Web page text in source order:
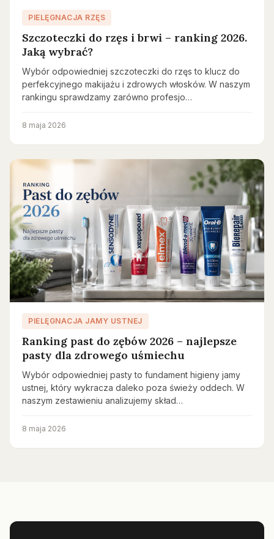
PIELĘGNACJA RZĘS
Szczoteczki do rzęs i brwi – ranking 2026.
Jaką wybrać?
Wybór odpowiedniej szczoteczki do rzęs to klucz do
perfekcyjnego makijażu i zdrowych włosków. W naszym
rankingu sprawdzamy zarówno profesjo…
8 maja 2026
PIELĘGNACJA JAMY USTNEJ
Ranking past do zębów 2026 – najlepsze
pasty dla zdrowego uśmiechu
Wybór odpowiedniej pasty to fundament higieny jamy
ustnej, który wykracza daleko poza świeży oddech. W
naszym zestawieniu analizujemy skład…
8 maja 2026